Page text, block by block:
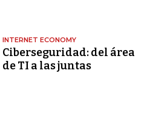
INTERNET ECONOMY
Ciberseguridad: del área
de TI a las juntas